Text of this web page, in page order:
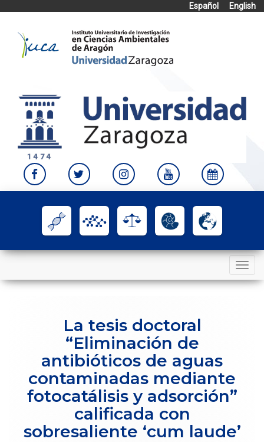
Español
English
content
Toggle
navigation
La tesis doctoral
“Eliminación de
antibióticos de aguas
contaminadas mediante
fotocatálisis y adsorción”
calificada con
sobresaliente ‘cum laude’